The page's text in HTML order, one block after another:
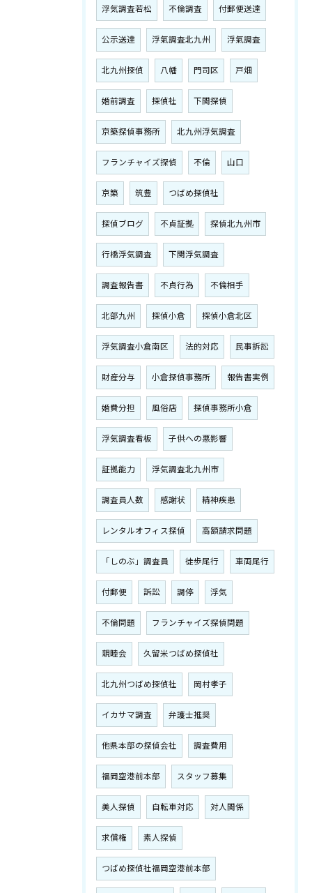
浮気調査若松 不倫調査 付郵便送達
公示送達 浮氣調査北九州 浮氣調査
北九州探偵 八幡 門司区 戸畑
婚前調査 探偵社 下関探偵
京築探偵事務所 北九州浮気調査
フランチャイズ探偵 不倫 山口
京築 筑豊 つばめ探偵社
探偵ブログ 不貞証拠 探偵北九州市
行橋浮気調査 下関浮気調査
調査報告書 不貞行為 不倫相手
北部九州 探偵小倉 探偵小倉北区
浮気調査小倉南区 法的対応 民事訴訟
財産分与 小倉探偵事務所 報告書実例
婚費分担 風俗店 探偵事務所小倉
浮気調査看板 子供への悪影響
証拠能力 浮気調査北九州市
調査員人数 感謝状 精神疾患
レンタルオフィス探偵 高額請求問題
「しのぶ」調査員 徒歩尾行 車両尾行
付郵便 訴訟 調停 浮気
不倫問題 フランチャイズ探偵問題
親睦会 久留米つばめ探偵社
北九州つばめ探偵社 岡村孝子
イカサマ調査 弁護士推奨
他県本部の探偵会社 調査費用
福岡空港前本部 スタッフ募集
美人探偵 自転車対応 対人関係
求償権 素人探偵
つばめ探偵社福岡空港前本部